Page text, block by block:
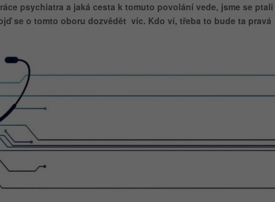
psychiatra a jaká cesta k tomuto povolání vede, jsme se ptali
se o tomto oboru dozvědět víc. Kdo ví, třeba to bude ta pravá